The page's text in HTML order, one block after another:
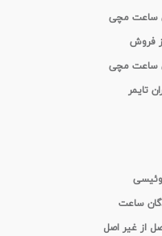
فروش
ساعت مچی
تایمر
ساعت
از غیر اصل